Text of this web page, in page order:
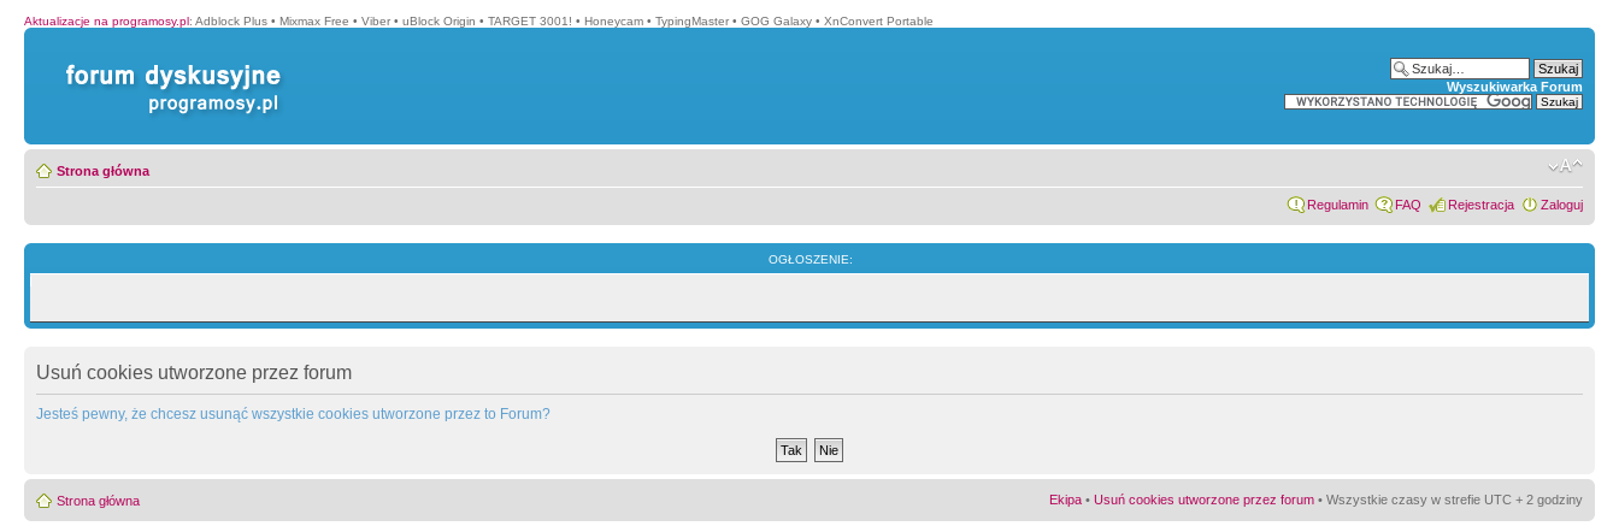
Aktualizacje na programosy.pl: Adblock Plus • Mixmax Free • Viber • uBlock Origin • TARGET 3001! • Honeycam • TypingMaster • GOG Galaxy • XnConvert Portable
Wyszukiwarka Forum
Strona główna
Regulamin FAQ Rejestracja Zaloguj
OGŁOSZENIE:
Usuń cookies utworzone przez forum
Jesteś pewny, że chcesz usunąć wszystkie cookies utworzone przez to Forum?
Strona główna Ekipa • Usuń cookies utworzone przez forum • Wszystkie czasy w strefie UTC + 2 godziny